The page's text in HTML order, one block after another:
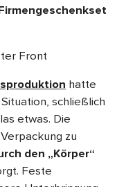
Firmengeschenkset
Front
hatte
schließlich
etwas. Die
zu
den „Körper“
Feste